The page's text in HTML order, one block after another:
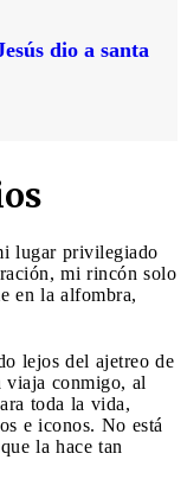
dio a santa
lugar privilegiado
mi rincón solo
en la alfombra,
lejos del ajetreo de
conmigo, al
toda la vida,
e iconos. No está
la hace tan